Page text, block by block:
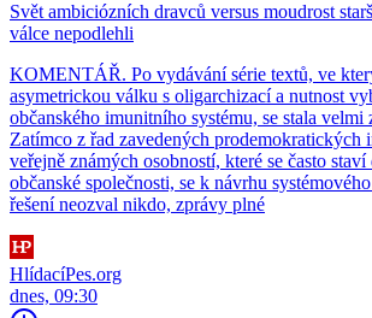
Svět ambiciózních dravců versus moudrost
válce nepodlehli
KOMENTÁŘ. Po vydávání série textů, ve
asymetrickou válku s oligarchizací a nutnost
občanského imunitního systému, se stala
Zatímco z řad zavedených prodemokratických
veřejně známých osobností, které se často
občanské společnosti, se k návrhu
řešení neozval nikdo, zprávy plné
HlídacíPes.org
dnes, 09:30